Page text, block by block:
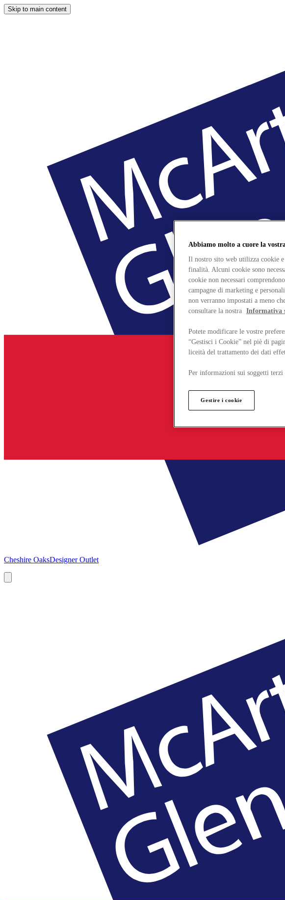
Skip to main content
Cheshire OaksDesigner Outlet
Abbiamo molto a cuore la
Il nostro sito web utilizza cookie
finalità. Alcuni cookie sono
cookie non necessari
campagne di marketing e
non verranno impostati a meno
consultare la nostra Informativa
Potete modificare le vostre
“Gestisci i Cookie” nel piè di
liceità del trattamento dei dati
Per informazioni sui soggetti
Gestire i cookie